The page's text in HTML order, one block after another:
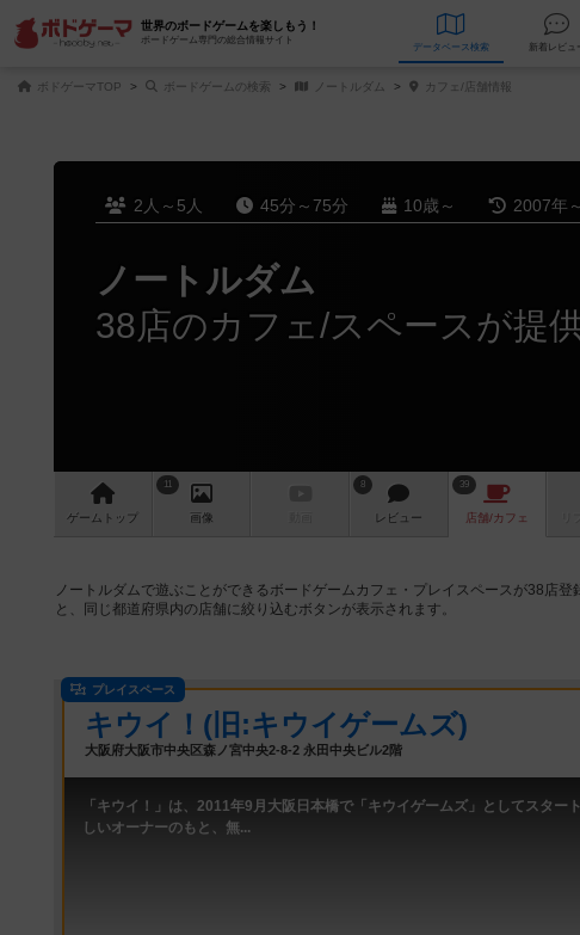
世界のボードゲームを楽しもう！
ボードゲーム専門の総合情報サイト
データベース 検索
ボドゲーマTOP ボードゲームの検索 ノートルダム カフェ/店舗情報
2人～5人 45分～75分 10歳～ 2007年～
ノートルダム
38店のカフェ/スペースが提
ゲーム トップ
11
画像
8
レビュー
39
店舗/カフェ
ノートルダムで遊ぶことができるボードゲームカフェ・プレイスペースが38店
と、同じ都道府県内の店舗に絞り込むボタンが表示されます。
プレイスペース
キウイ！(旧:キウイゲームズ)
大阪府大阪市中央区森ノ宮中央2-8-2 永田中央ビル2階
「キウイ！」は、2011年9月大阪日本橋で「キウイゲームズ」としてスター
しいオーナーのもと、無...